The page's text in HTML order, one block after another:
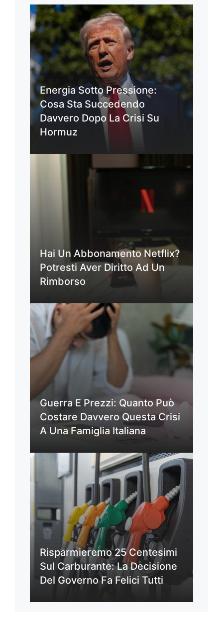
Energia Sotto Pressione:
Cosa Sta Succedendo
Davvero Dopo La Crisi Su
Hormuz
Hai Un Abbonamento Netflix?
Potresti Aver Diritto Ad Un
Rimborso
Guerra E Prezzi: Quanto Può
Costare Davvero Questa Crisi
A Una Famiglia Italiana
Risparmieremo 25 Centesimi
Sul Carburante: La Decisione
Del Governo Fa Felici Tutti